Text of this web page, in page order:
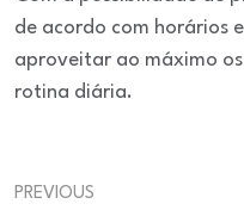
de acordo com horários
aproveitar ao máximo
rotina diária.
PREVIOUS